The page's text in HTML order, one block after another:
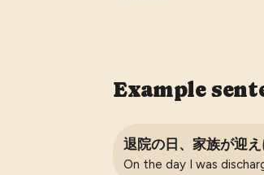
Example
退院の日、家族が迎え
On the day I was